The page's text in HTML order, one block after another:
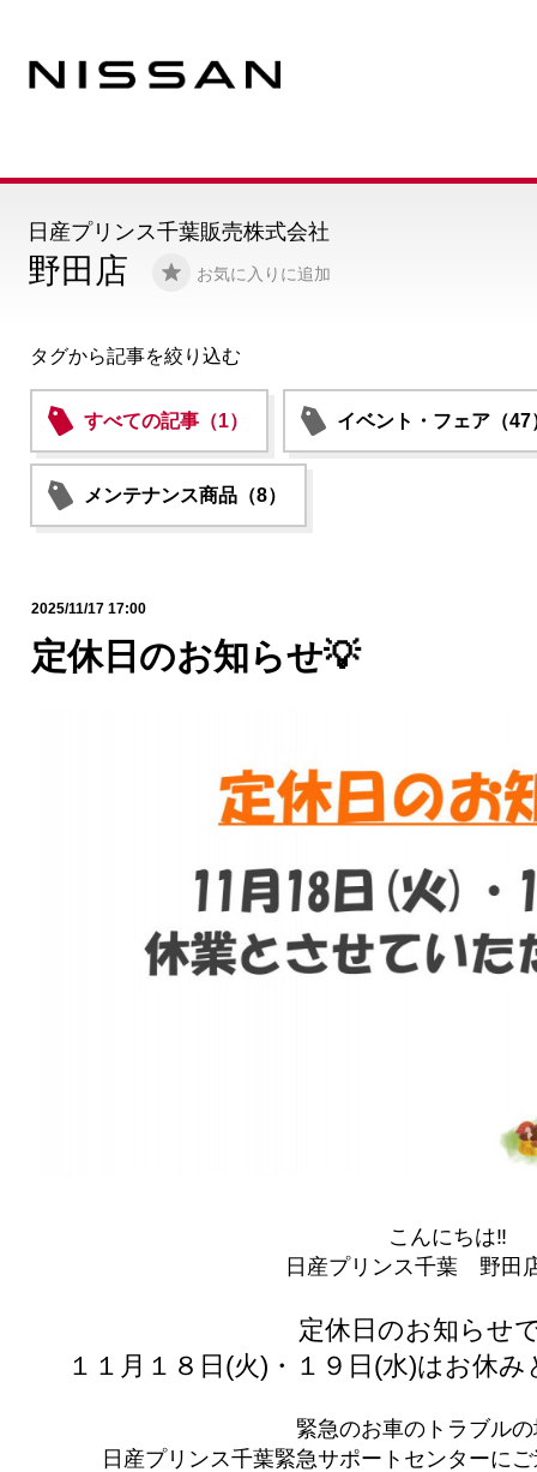
野田店 お気に入りに追加
日産プリンス千葉販売株式会社
タグから記事を絞り込む
すべての記事（1） イベント・フェア（47
メンテナンス商品（8）
2025/11/17 17:00
定休日のお知らせ💡
こんにちは‼
日産プリンス千葉 野田
定休日のお知らせ
１１月１８日(火)・１９日(水)はお休
緊急のお車のトラブル
日産プリンス千葉緊急サポートセンターに